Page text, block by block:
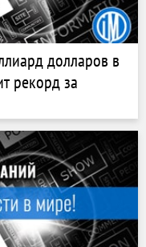
долларов в
рекорд за